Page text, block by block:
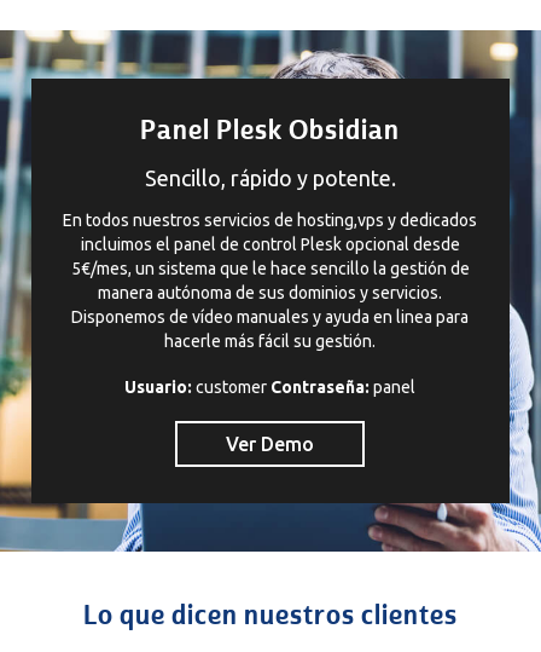
Panel Plesk Obsidian
Sencillo, rápido y potente.
En todos nuestros servicios de hosting,vps y dedicados
incluimos el panel de control Plesk opcional desde
5€/mes, un sistema que le hace sencillo la gestión de
manera autónoma de sus dominios y servicios.
Disponemos de vídeo manuales y ayuda en linea para
hacerle más fácil su gestión.
Usuario: customer Contraseña: panel
Ver Demo
Lo que dicen nuestros clientes